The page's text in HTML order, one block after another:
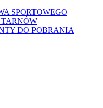
SPORTOWEGO
DO POBRANIA